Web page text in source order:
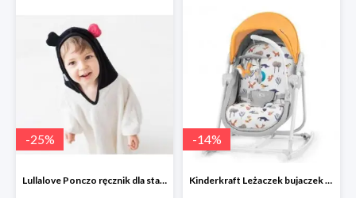
-25%
Lullalove Ponczo ręcznik dla starszych dzieci MRB
-14%
Kinderkraft Leżaczek bujaczek krzesełko Unimo Forest Yellow 5w1